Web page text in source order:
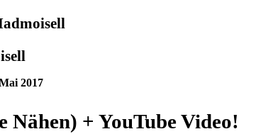
2017
+ YouTube Video!